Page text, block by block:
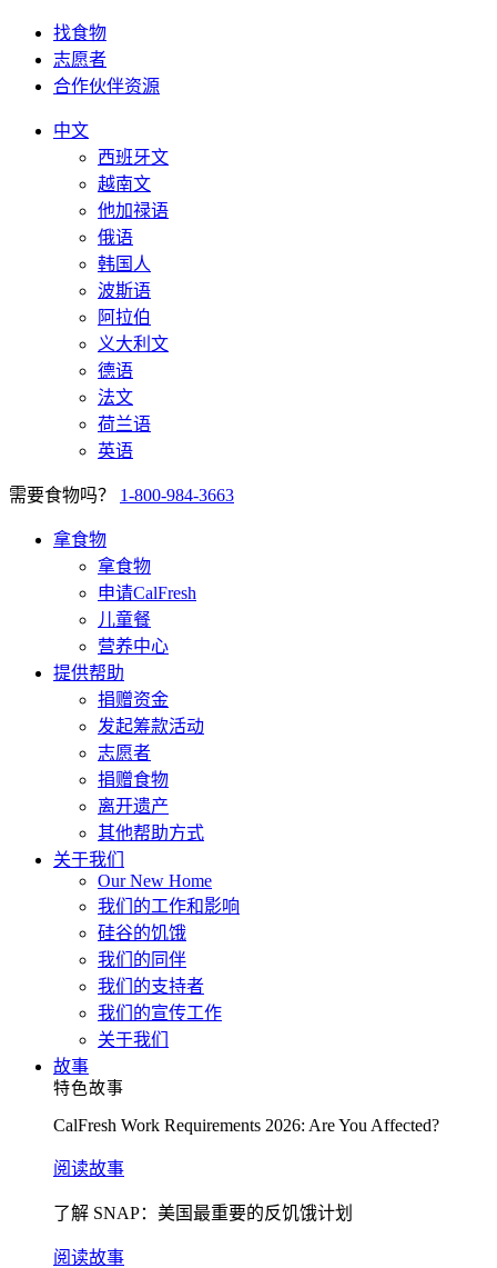
找食物
志愿者
合作伙伴资源
中文
西班牙文
越南文
他加禄语
俄语
韩国人
波斯语
阿拉伯
义大利文
德语
法文
荷兰语
英语
需要食物吗？ 1-800-984-3663
拿食物
拿食物
申请CalFresh
儿童餐
营养中心
提供帮助
捐赠资金
发起筹款活动
志愿者
捐赠食物
离开遗产
其他帮助方式
关于我们
Our New Home
我们的工作和影响
硅谷的饥饿
我们的同伴
我们的支持者
我们的宣传工作
关于我们
故事
特色故事
CalFresh Work Requirements 2026: Are You Affected?
阅读故事
了解 SNAP：美国最重要的反饥饿计划
阅读故事